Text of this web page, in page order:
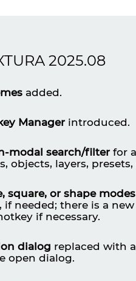
2025.08
added.
Manager introduced.
modal search/filterfor
objects, layers, presets,
square, or shape modes
needed; there is a
if necessary.
dialog replaced with
open dialog.